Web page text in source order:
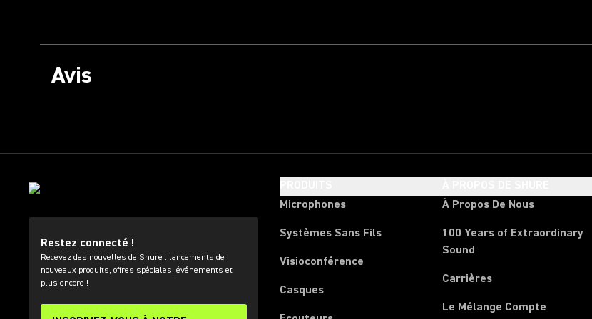
Avis
Restez connecté !
Recevez des nouvelles de Shure : lancements de
nouveaux produits, offres spéciales, événements et
plus encore !
Microphones
Systèmes Sans Fils
Visioconférence
Casques
À Propos De Nous
100 Years of Extraordinary
Sound
Carrières
Le Mélange Compte